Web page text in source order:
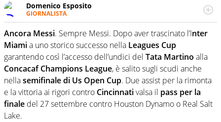
Domenico Esposito
GIORNALISTA
Da vent’anni in campo e sul campo per vivere ogni evento
in tutte le sue sfaccettature. Passione smisurata per il
calcio e per la sfera di cuoio. Il pallone è una cosa
serissima, guai a dirgli di no
Ancora Messi. Sempre Messi. Dopo aver trascinato l’Inter
Miamia uno storico successo nella Leagues Cup
garantendo così l’accesso dell’undici del Tata Martino alla
Concacaf Champions League, è salito sugli scudi anche
nellasemifinale di Us Open Cup. Due assist per la rimonta
e la vittoria ai rigori contro Cincinnativalsa il pass per la
finale del 27 settembre contro Houston Dynamo o Real Salt
Lake.